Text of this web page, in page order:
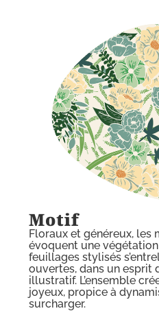
Motif
Floraux et généreux, les
évoquent une
feuillages stylisés
ouvertes, dans un esprit
illustratif. L’ensemble
joyeux, propice à
surcharger.